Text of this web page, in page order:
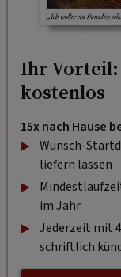
Ihr Vorteil:
kostenlos
15x nach Hause
Wunsch-
liefern lassen
im Jahr
Jederzeit mit
schriftlich